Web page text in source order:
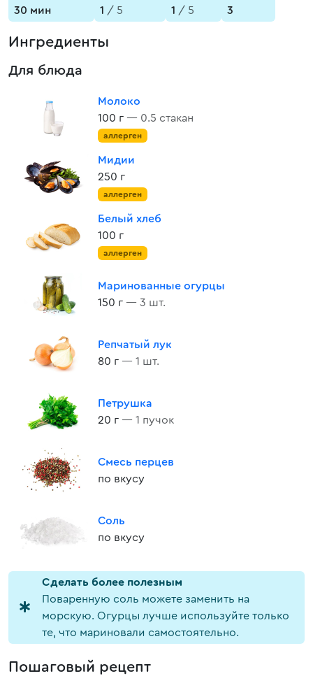
30 мин
1 / 5
1 / 5
3
Ингредиенты
Для блюда
Молоко
100 г — 0.5 стакан
аллерген
Мидии
250 г
аллерген
Белый хлеб
100 г
аллерген
Маринованные огурцы
150 г — 3 шт.
Репчатый лук
80 г — 1 шт.
Петрушка
20 г — 1 пучок
Смесь перцев
по вкусу
Соль
по вкусу
Cделать более полезным
Поваренную соль можете заменить на
морскую. Огурцы лучше используйте только
те, что мариновали самостоятельно.
Пошаговый рецепт